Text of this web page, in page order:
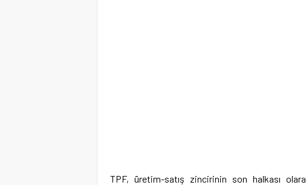
TPF, üretim-satış zincirinin son halkası